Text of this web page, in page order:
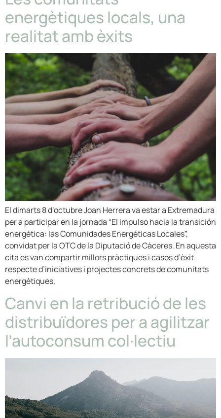
energètiques locals, una
realitat amb èxits
El dimarts 8 d’octubre Joan Herrera va estar a Extremadura
per a participar en la jornada “El impulso hacia la transición
energética: las Comunidades Energéticas Locales”,
convidat per la OTC de la Diputació de Càceres. En aquesta
cita es van compartir millors pràctiques i casos d’èxit
respecte d’iniciatives i projectes concrets de comunitats
energètiques.
Canvi en la retribució de les
distribuïdores per a agilitzar
l’autoconsum col·lectiu